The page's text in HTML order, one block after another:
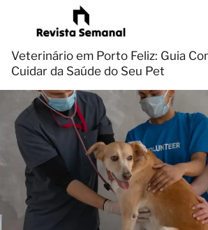
Veterinário em Porto Feliz: Guia
Cuidar da Saúde do Seu Pet